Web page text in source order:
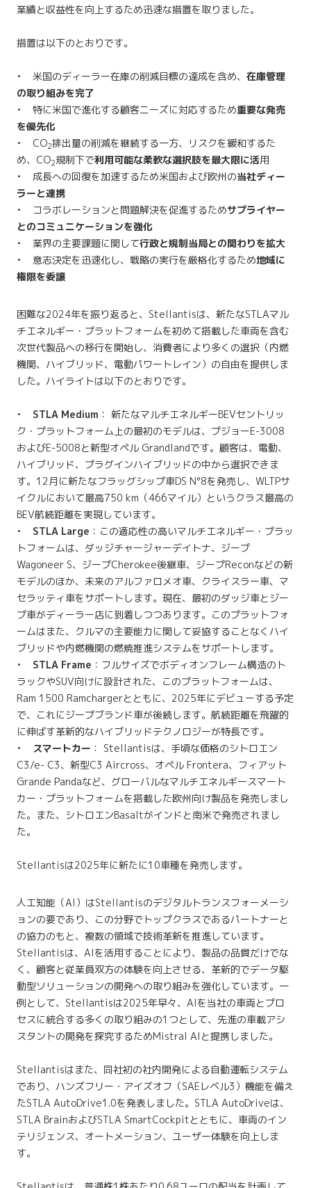
業績と収益性を向上するため迅速な措置を取りました。
措置は以下のとおりです。
• 米国のディーラー在庫の削減目標の達成を含め、在庫管理
の取り組みを完了
• 特に米国で進化する顧客ニーズに対応するため重要な発売
を優先化
• CO2排出量の削減を継続する一方、リスクを緩和するた
め、CO2規制下で利用可能な柔軟な選択肢を最大限に活用
• 成長への回復を加速するため米国および欧州の当社ディー
ラーと連携
• コラボレーションと問題解決を促進するためサプライヤー
とのコミュニケーションを強化
• 業界の主要課題に関して行政と規制当局との関わりを拡大
• 意志決定を迅速化し、戦略の実行を厳格化するため地域に
権限を委譲
困難な2024年を振り返ると、Stellantisは、新たなSTLAマル
チエネルギー・プラットフォームを初めて搭載した車両を含む
次世代製品への移行を開始し、消費者により多くの選択（内燃
機関、ハイブリッド、電動パワートレイン）の自由を提供しま
した。ハイライトは以下のとおりです。
• STLA Medium ： 新たなマルチエネルギーBEVセントリッ
ク・プラットフォーム上の最初のモデルは、プジョーE-3008
およびE-5008と新型オペル Grandlandです。顧客は、電動、
ハイブリッド、プラグインハイブリッドの中から選択できま
す。12月に新たなフラッグシップ車DS N°8を発売し、WLTPサ
イクルにおいて最高750 km（466マイル）というクラス最高の
BEV航続距離を実現しています。
• STLA Large ：この適応性の高いマルチエネルギー・プラッ
トフォームは、ダッジチャージャーデイトナ、ジープ
Wagoneer S、ジープCherokee後継車、ジープReconなどの新
モデルのほか、未来のアルファロメオ車、クライスラー車、マ
セラッティ車をサポートします。現在、最初のダッジ車とジー
プ車がディーラー店に到着しつつあります。このプラットフォ
ームはまた、クルマの主要能力に関して妥協することなくハイ
ブリッドや内燃機関の燃焼推進システムをサポートします。
• STLA Frame ：フルサイズでボディオンフレーム構造のト
ラックやSUV向けに設計された、このプラットフォームは、
Ram 1500 Ramchargerとともに、2025年にデビューする予定
で、これにジープブランド車が後続します。航続距離を飛躍的
に伸ばす革新的なハイブリッドテクノロジーが特長です。
• スマートカー ： Stellantisは、手頃な価格のシトロエン
C3/e- C3、新型C3 Aircross、オペル Frontera、フィアット
Grande Pandaなど、グローバルなマルチエネルギースマート
カー・プラットフォームを搭載した欧州向け製品を発売しまし
た。また、シトロエンBasaltがインドと南米で発売されまし
た。
Stellantisは2025年に新たに10車種を発売します。
人工知能（AI）はStellantisのデジタルトランスフォーメーシ
ョンの要であり、この分野でトップクラスであるパートナーと
の協力のもと、複数の領域で技術革新を推進しています。
Stellantisは、AIを活用することにより、製品の品質だけでな
く、顧客と従業員双方の体験を向上させる、革新的でデータ駆
動型ソリューションの開発への取り組みを強化しています。一
例として、Stellantisは2025年早々、AIを当社の車両とプロ
セスに統合する多くの取り組みの1つとして、先進の車載アシ
スタントの開発を探究するためMistral AIと提携しました。
Stellantisはまた、同社初の社内開発による自動運転システム
であり、ハンズフリー・アイズオフ（SAEレベル3）機能を備え
たSTLA AutoDrive1.0を発表しました。STLA AutoDriveは、
STLA BrainおよびSTLA SmartCockpitとともに、車両のイン
テリジェンス、オートメーション、ユーザー体験を向上しま
す。